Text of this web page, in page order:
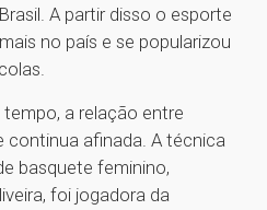
A partir disso o esporte
no país e se popularizou
a relação entre
continua afinada. A técnica
basquete feminino,
foi jogadora da